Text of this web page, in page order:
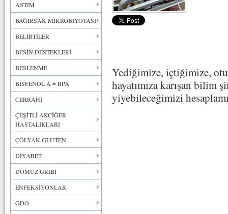
ASTIM
BAĞIRSAK MİKROBİYOTASI
BELİRTİLER
BESİN DESTEKLERİ
BESLENME
BİSFENOL A = BPA
CERRAHİ
ÇEŞİTLİ AKCİĞER
HASTALIKLARI
ÇÖLYAK GLUTEN
DİYABET
DOMUZ GRİBİ
ENFEKSİYONLAR
GDO
Yediğimize, içtiğimize,
hayatımıza karışan bilim
yiyebileceğimizi